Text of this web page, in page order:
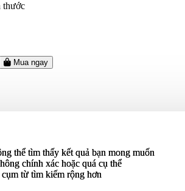
thể tìm thấy kết quả bạn mong muốn
chính xác hoặc quá cụ thể
từ tìm kiếm rộng hơn
thể tìm thấy kết quả bạn mong muốn
chính xác hoặc quá cụ thể
từ tìm kiếm rộng hơn
thước
Mua ngay